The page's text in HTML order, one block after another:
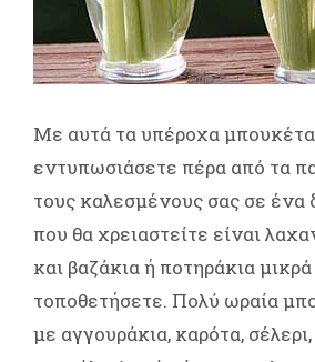
Με αυτά τα υπέροχα
εντυπωσιάσετε πέρα από τα
τους καλεσμένους σας σε ένα
που θα χρειαστείτε είναι
και βαζάκια ή ποτηράκια
τοποθετήσετε. Πολύ ωραία
με αγγουράκια, καρότα,